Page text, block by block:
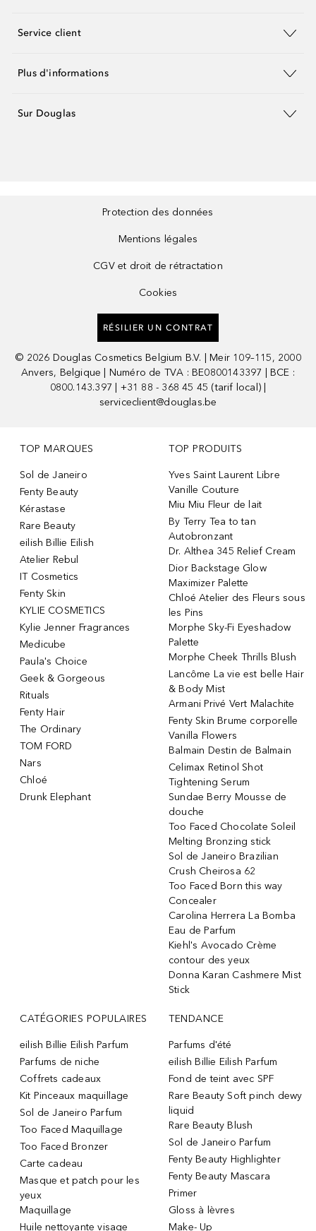
Service client
Plus d'informations
Sur Douglas
Protection des données
Mentions légales
CGV et droit de rétractation
Cookies
RÉSILIER UN CONTRAT
© 2026 Douglas Cosmetics Belgium B.V. | Meir 109–115, 2000
Anvers, Belgique | Numéro de TVA : BE0800143397 | BCE :
0800.143.397 | +31 88 - 368 45 45 (tarif local) |
serviceclient@douglas.be
TOP MARQUES
Sol de Janeiro
Fenty Beauty
Kérastase
Rare Beauty
eilish Billie Eilish
Atelier Rebul
IT Cosmetics
Fenty Skin
KYLIE COSMETICS
Kylie Jenner Fragrances
Medicube
Paula's Choice
Geek & Gorgeous
Rituals
Fenty Hair
The Ordinary
TOM FORD
Nars
Chloé
Drunk Elephant
TOP PRODUITS
Yves Saint Laurent Libre
Vanille Couture
Miu Miu Fleur de lait
By Terry Tea to tan
Autobronzant
Dr. Althea 345 Relief Cream
Dior Backstage Glow
Maximizer Palette
Chloé Atelier des Fleurs sous
les Pins
Morphe Sky-Fi Eyeshadow
Palette
Morphe Cheek Thrills Blush
Lancôme La vie est belle Hair
& Body Mist
Armani Privé Vert Malachite
Fenty Skin Brume corporelle
Vanilla Flowers
Balmain Destin de Balmain
Celimax Retinol Shot
Tightening Serum
Sundae Berry Mousse de
douche
Too Faced Chocolate Soleil
Melting Bronzing stick
Sol de Janeiro Brazilian
Crush Cheirosa 62
Too Faced Born this way
Concealer
Carolina Herrera La Bomba
Eau de Parfum
Kiehl's Avocado Crème
contour des yeux
Donna Karan Cashmere Mist
Stick
CATÉGORIES POPULAIRES
eilish Billie Eilish Parfum
Parfums de niche
Coffrets cadeaux
Kit Pinceaux maquillage
Sol de Janeiro Parfum
Too Faced Maquillage
Too Faced Bronzer
Carte cadeau
Masque et patch pour les
yeux
Maquillage
Huile nettoyante visage
TENDANCE
Parfums d'été
eilish Billie Eilish Parfum
Fond de teint avec SPF
Rare Beauty Soft pinch dewy
liquid
Rare Beauty Blush
Sol de Janeiro Parfum
Fenty Beauty Highlighter
Fenty Beauty Mascara
Primer
Gloss à lèvres
Make- Up